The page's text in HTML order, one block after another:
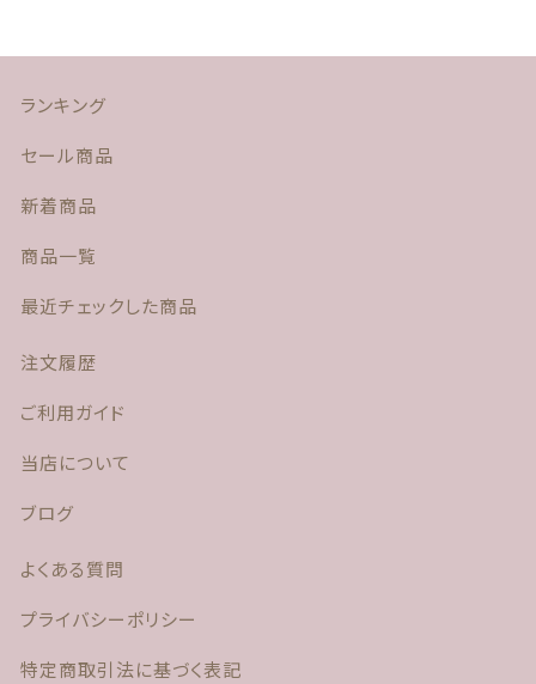
ランキング
セール商品
新着商品
商品一覧
最近チェックした商品
注文履歴
ご利用ガイド
当店について
ブログ
よくある質問
プライバシーポリシー
特定商取引法に基づく表記